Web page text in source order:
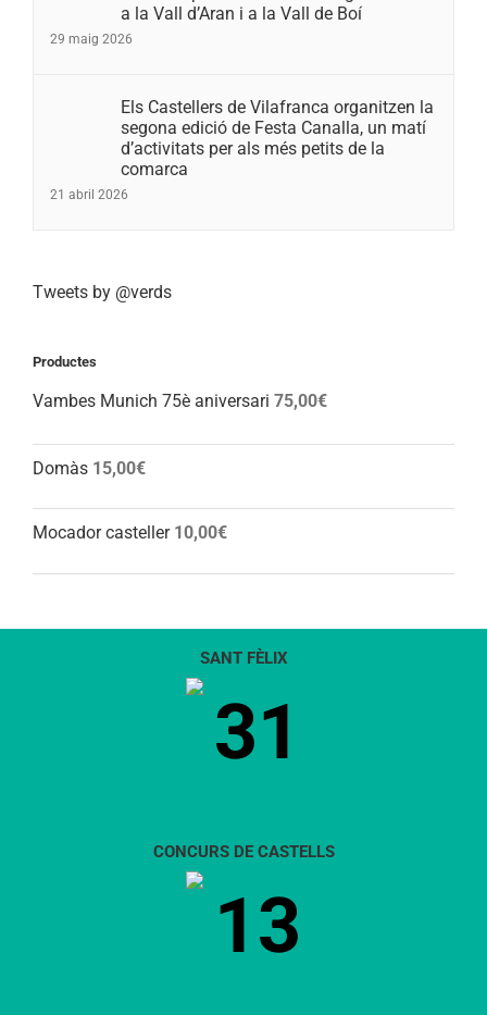
a la Vall d’Aran i a la Vall de Boí
29 maig 2026
Els Castellers de Vilafranca organitzen la
segona edició de Festa Canalla, un matí
d’activitats per als més petits de la
comarca
21 abril 2026
Tweets by @verds
Productes
Vambes Munich 75è aniversari 75,00€
Domàs 15,00€
Mocador casteller 10,00€
SANT FÈLIX
31
CONCURS DE CASTELLS
13